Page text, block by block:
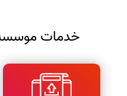
خدمات موسسه